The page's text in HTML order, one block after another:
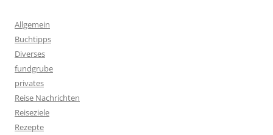
Allgemein
Buchtipps
Diverses
fundgrube
privates
Reise Nachrichten
Reiseziele
Rezepte